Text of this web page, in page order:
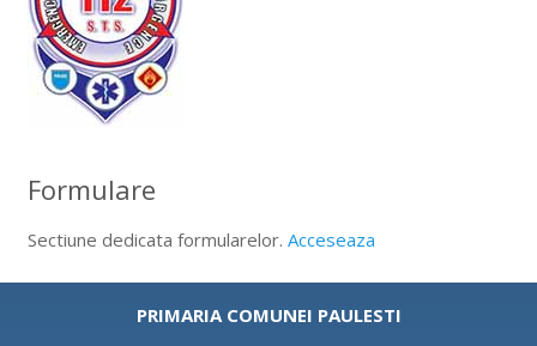
Formulare
Sectiune dedicata formularelor. Acceseaza
PRIMARIA COMUNEI PAULESTI